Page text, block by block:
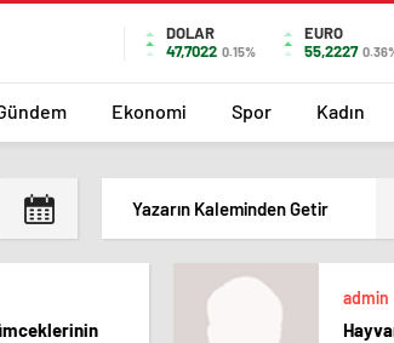
DOLAR
47,7022 0.15%
EURO
55,2227
Ekonomi Spor Kadın
Yazarın Kaleminden Getir
admin